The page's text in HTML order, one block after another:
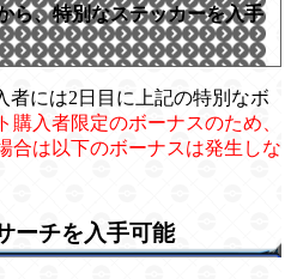
ら、特別なステッカーを入手
者には2日目に上記の特別なボ
購入者限定のボーナスのため、
合は以下のボーナスは発生しな
ーチを入手可能